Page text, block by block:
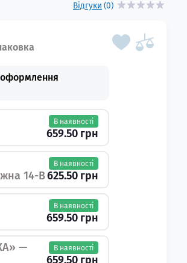
Відгуки (0)
оформлення
В наявності
659.50 грн
14-В
В наявності
625.50 грн
В наявності
659.50 грн
—
В наявності
659.50 грн